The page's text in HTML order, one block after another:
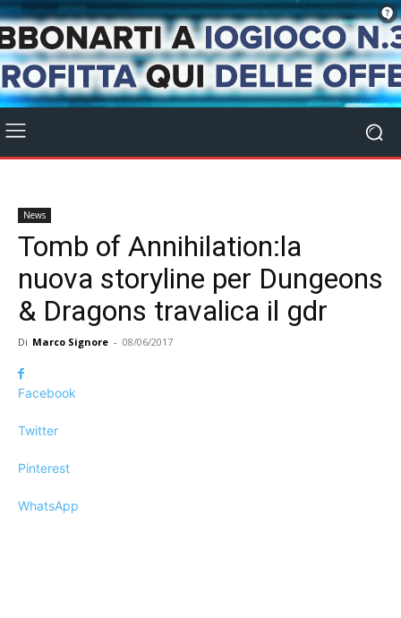
News
Tomb of Annihilation:la
nuova storyline per Dungeons
& Dragons travalica il gdr
Di Marco Signore - 08/06/2017
Facebook
Twitter
Pinterest
WhatsApp